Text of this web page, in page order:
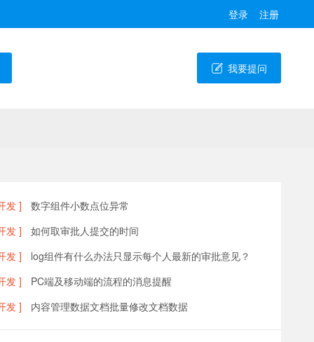
登录 注册
我要提问
发 ]
数字组件小数点位异常
发 ]
如何取审批人提交的时间
发 ]
log组件有什么办法只显示每个人最新的审批意见？
发 ]
PC端及移动端的流程的消息提醒
发 ]
内容管理数据文档批量修改文档数据